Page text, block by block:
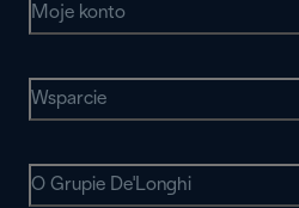
Moje konto
Wsparcie
O Grupie De'Longhi